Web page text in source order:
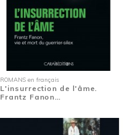
ROMANS en français
L'insurrection de l'âme.
Frantz Fanon…